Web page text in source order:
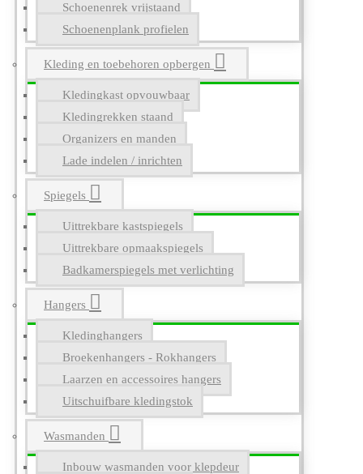
Schoenenrek vrijstaand
Schoenenplank profielen
Kleding en toebehoren opbergen
Kledingkast opvouwbaar
Kledingrekken staand
Organizers en manden
Lade indelen / inrichten
Spiegels
Uittrekbare kastspiegels
Uittrekbare opmaakspiegels
Badkamerspiegels met verlichting
Hangers
Kledinghangers
Broekenhangers - Rokhangers
Laarzen en accessoires hangers
Uitschuifbare kledingstok
Wasmanden
Inbouw wasmanden voor klepdeur